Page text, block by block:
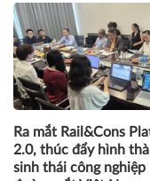
Ra mắt Rail&Cons
2.0, thúc đẩy hình
sinh thái công nghiệp